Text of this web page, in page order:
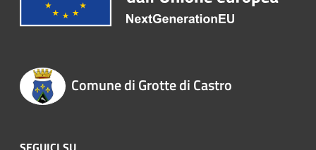
Comune di Grotte di Castro